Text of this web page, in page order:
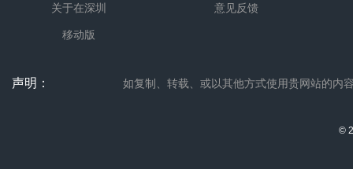
关于在深圳
移动版
意见反馈
声明： 如复制、转载、或以其他方式使用贵网站的内
©